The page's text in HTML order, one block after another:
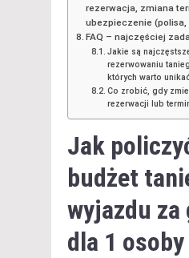
rezerwacja, zmiana
ubezpieczenie (polisa,
FAQ – najczęściej
Jakie są
rezerwowaniu
których warto
Co zrobić, gdy
rezerwacji lub
Jak
budżet
wyjazdu za
dla 1 osoby